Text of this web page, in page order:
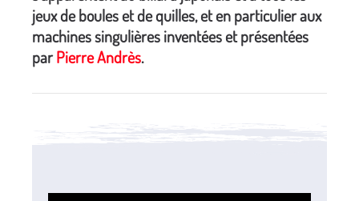
jeux de boules et de quilles, et en particulier aux
machines singulières inventées et présentées
parPierre Andrès.